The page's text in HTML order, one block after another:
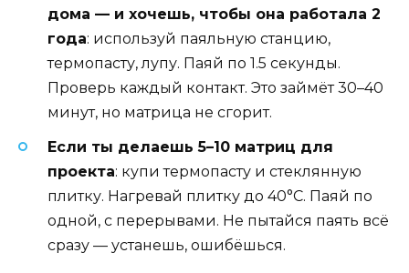
дома — и хочешь, чтобы она работала 2
года: используй паяльную станцию,
термопасту, лупу. Паяй по 1.5 секунды.
Проверь каждый контакт. Это займёт 30–40
минут, но матрица не сгорит.
Если ты делаешь 5–10 матриц для
проекта: купи термопасту и стеклянную
плитку. Нагревай плитку до 40°C. Паяй по
одной, с перерывами. Не пытайся паять всё
сразу — устанешь, ошибёшься.